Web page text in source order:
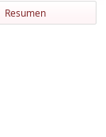
Resumen